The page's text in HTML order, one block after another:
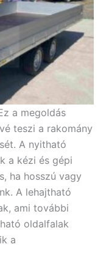
a megoldás
teszi a rakomány
A nyitható
a kézi és gépi
ha hosszú vagy
A lehajtható
ami további
oldalfalak
a